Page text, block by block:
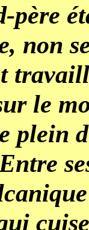
père
non
le
plein